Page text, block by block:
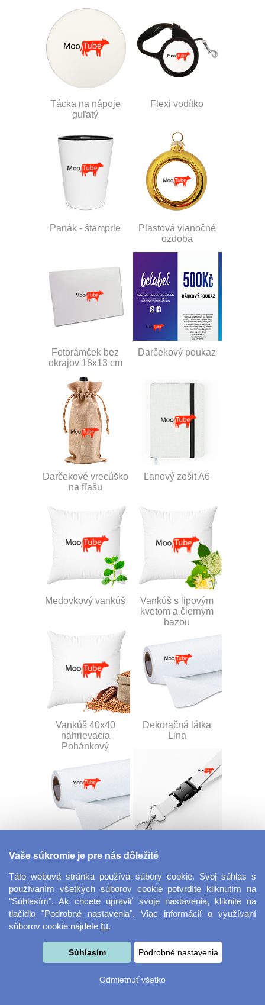
Tácka na nápoje
guľatý
Flexi vodítko
Panák - štamprle
Plastová vianočné
ozdoba
Fotorámček bez
okrajov 18x13 cm
Darčekový poukaz
Darčekové vrecúško
na fľašu
Ľanový zošit A6
Medovkový vankúš
Vankúš s lipovým
kvetom a čiernym
bazou
Vankúš 40x40
nahrievacia
Pohánkový
Dekoračná látka
Lina
Dekoračná látka
Miranda
Šnúrka na kľúče s
fotografie
Vaše súkromie je pre nás dôležité
Táto webová stránka používa súbory cookie. Svoj súhlas s
používaním všetkých súborov cookie potvrdíte kliknutím na
"Súhlasím". Ak chcete upraviť svoje nastavenia, kliknite na
tlačidlo "Podrobné nastavenia". Viac informácií o využívaní
súborov cookie nájdete tu.
Súhlasím Podrobné nastavenia
Odmietnuť všetko